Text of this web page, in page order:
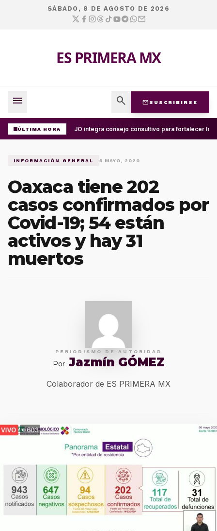
SÁBADO, 8 DE AGOSTO DE 2026
ES PRIMERA MX
menu search mail SUSCRIBIRSE
ÚLTIMA HORA UABJO integra consejo consultivo para fortalecer la
INFORMACIÓN GENERAL 6 MAYO, 2020
Oaxaca tiene 202
casos confirmados por
Covid-19; 54 están
activos y hay 31
muertos
PERIODISMO DE AUTORIDAD
Por Jazmín GÓMEZ
Colaborador de ES PRIMERA MX